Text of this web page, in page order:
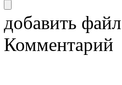
добавить файл
Комментарий